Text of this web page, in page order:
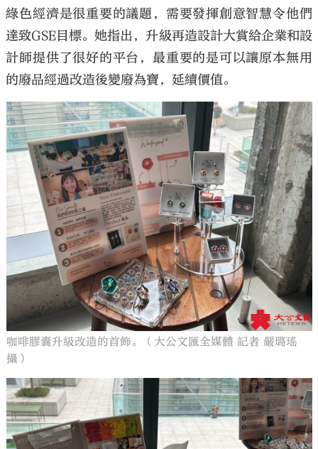
綠色經濟是很重要的議題，需要發揮創意智慧令他們
達致GSE目標。她指出，升級再造設計大賞給企業和設
計師提供了很好的平台，最重要的是可以讓原本無用
的廢品經過改造後變廢為寶，延續價值。
咖啡膠囊升級改造的首飾。（大公文匯全媒體 記者 嚴璐瑤
攝）